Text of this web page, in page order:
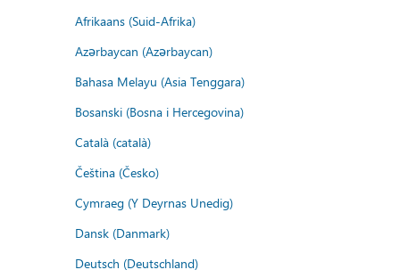
Afrikaans (Suid-Afrika)
Azərbaycan (Azərbaycan)
Bahasa Melayu (Asia Tenggara)
Bosanski (Bosna i Hercegovina)
Català (català)
Čeština (Česko)
Cymraeg (Y Deyrnas Unedig)
Dansk (Danmark)
Deutsch (Deutschland)